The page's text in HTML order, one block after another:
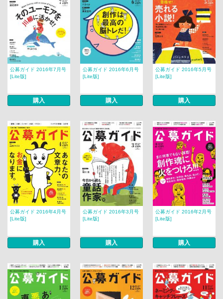
公募ガイド 2016年7月号
[Lite版]
購入
公募ガイド 2016年6月号
[Lite版]
購入
公募ガイド 2016年5月号
[Lite版]
購入
公募ガイド 2016年4月号
[Lite版]
購入
公募ガイド 2016年3月号
[Lite版]
購入
公募ガイド 2016年2月号
[Lite版]
購入